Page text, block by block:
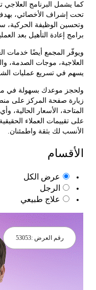
البرنامج العلاجي تمارين
الأخصائي، بهدف تقوية
الوظيفة الحركية، سواء
إعادة التأهيل بعد العمليات
المجمع أيضًا خدمات العلاج
موجات الصدمة، والعلاج
في تسريع عمليات الشفاء
موعدك بسهولة في مجمع
صفحة المركز على منصة
الأسعار الحالية، وأي عروض
العملاء الحقيقية قبل
لك بثقة واطمئنان.
عرض الكل
الرجل
علاج طبيعي
رقم العرض :53053